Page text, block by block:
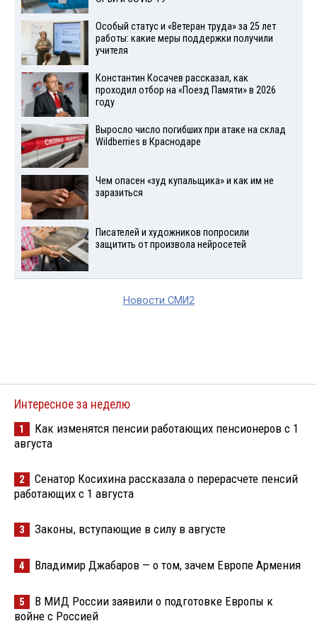
Особый статус и «Ветеран труда» за 25 лет
работы: какие меры поддержки получили
учителя
Константин Косачев рассказал, как
проходил отбор на «Поезд Памяти» в 2026
году
Выросло число погибших при атаке на склад
Wildberries в Краснодаре
Чем опасен «зуд купальщика» и как им не
заразиться
Писателей и художников попросили
защитить от произвола нейросетей
Новости СМИ2
Интересное за неделю
1
Как изменятся пенсии работающих пенсионеров с 1
августа
2
Сенатор Косихина рассказала о перерасчете пенсий
работающих с 1 августа
3 Законы, вступающие в силу в августе
4 Владимир Джабаров — о том, зачем Европе Армения
5
В МИД России заявили о подготовке Европы к
войне с Россией